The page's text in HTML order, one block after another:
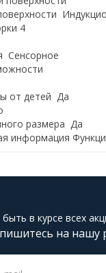
4
Сенсорное
от детей Да
размера Да
информация
в курсе всех
на нашу